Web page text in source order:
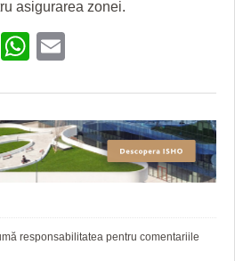
asigurarea zonei.
Pinterest
WhatsApp
responsabilitatea pentru comentariile